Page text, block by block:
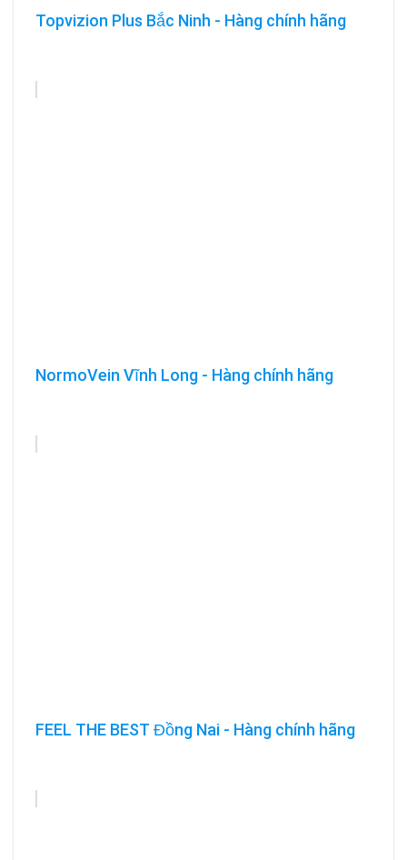
Topvizion Plus Bắc Ninh - Hàng chính hãng
NormoVein Vĩnh Long - Hàng chính hãng
FEEL THE BEST Đồng Nai - Hàng chính hãng